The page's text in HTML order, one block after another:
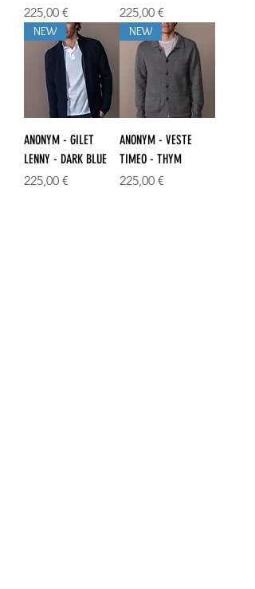
Prix
225,00 €
Prix
225,00 €
NEW
ANONYM - GILET
LENNY - DARK BLUE
Prix
225,00 €
NEW
ANONYM - VESTE
TIMEO - THYM
Prix
225,00 €